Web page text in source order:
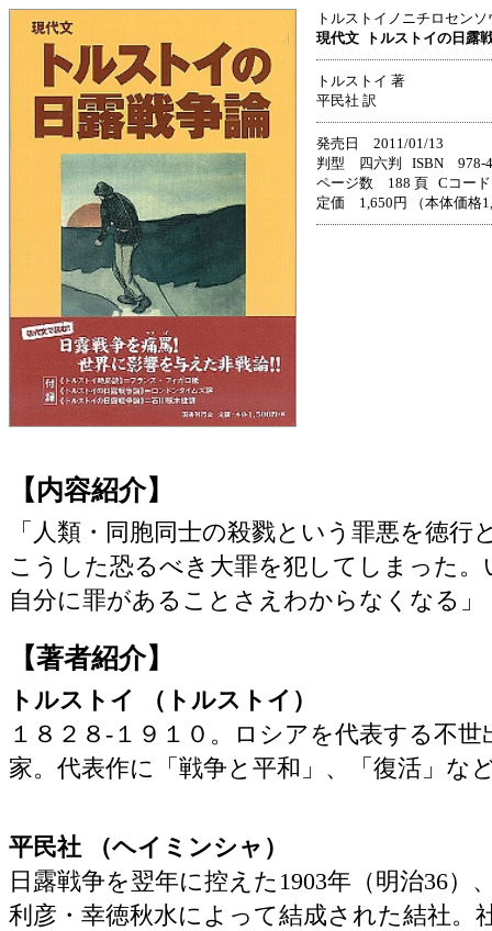
トルストイノニチロセンソ
現代文
トルストイの日露
トルストイ 著
平民社 訳
発売日 2011/01/13
判型 四六判 ISBN 978-
ページ数 188 頁 Cコー
定価 1,650円 （本体価格
【内容紹介】
「人類・同胞同士の殺戮という罪悪を徳行
こうした恐るべき大罪を犯してしまった
自分に罪があることさえわからなくなる」
【著者紹介】
トルストイ （トルストイ）
１８２８‐１９１０。ロシアを代表する不
家。代表作に「戦争と平和」、「復活」な
平民社 （ヘイミンシャ）
日露戦争を翌年に控えた1903年（明治36）
利彦・幸徳秋水によって結成された結社。